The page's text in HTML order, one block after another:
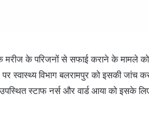
के परिजनों से सफाई कराने के मामले को
पर स्वास्थ्य विभाग बलरामपुर को इसकी जांच
स्टाफ नर्स और वार्ड आया को इसके